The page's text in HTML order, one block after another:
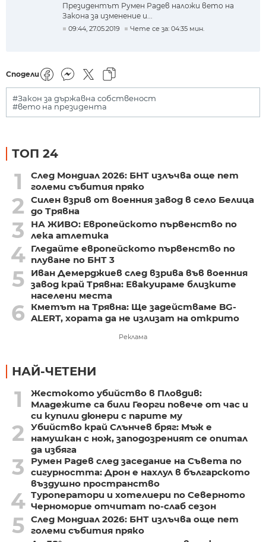
Президентът Румен Радев наложи вето на
Закона за изменение и...
09:44, 27.05.2019 Чете се за: 04:35 мин.
Сподели
#Закон за държавна собственост
#вето на президента
ТОП 24
1
След Мондиал 2026: БНТ излъчва още пет
големи събития пряко
2
Силен взрив от военния завод в село Белица
до Трявна
3
НА ЖИВО: Европейското първенство по
лека атлетика
4 Гледайте европейското първенство по
плуване по БНТ 3
5
Иван Демерджиев след взрива във военния
завод край Трявна: Евакуираме близките
населени места
6
Кметът на Трявна: Ще задействаме BG-
ALERT, хората да не излизат на открито
Реклама
НАЙ-ЧЕТЕНИ
1
Жестокото убийство в Пловдив:
Младежите са били Георги повече от час и
си купили дюнери с парите му
2
Убийство край Слънчев бряг: Мъж е
намушкан с нож, заподозреният се опитал
да избяга
3
Румен Радев след заседание на Съвета по
сигурността: Дрон е нахлул в българското
въздушно пространство
4 Туроператори и хотелиери по Северното
Черноморие отчитат по-слаб сезон
5 След Мондиал 2026: БНТ излъчва още пет
големи събития пряко